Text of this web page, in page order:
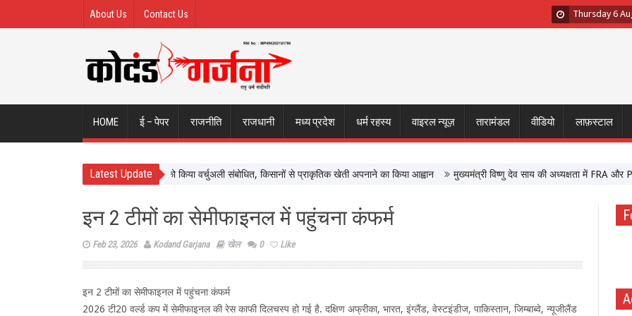
About Us Contact Us Thursday 6
HOME ई – पेपर राजनीति राजधानी मध्य प्रदेश धर्म रहस्य वाइरल न्यूज़ तारामंडल वीडियो लाफ़स्टाल
Latest Update
ने नर्मदापुरम के बलराम कृषि महोत्सव को किया वर्चुअली संबोधित, किसानों से प्राकृतिक खेती अपनाने का किया आह्वान मुख्यमंत्री विष्णु देव साय की अध्यक्षता में FRA और PESA
इन 2 टीमों का सेमीफाइनल में पहुंचना कंफर्म
Feb 23, 2026 Kodand Garjana खेल 0 Like
इन 2 टीमों का सेमीफाइनल में पहुंचना कंफर्म
2026 टी20 वर्ल्ड कप में सेमीफाइनल की रेस काफी दिलचस्प हो गई है. दक्षिण अफ्रीका, भारत, इंग्लैंड, वेस्टइंडीज, पाकिस्तान, जिम्बाब्वे, न्यूजीलैंड